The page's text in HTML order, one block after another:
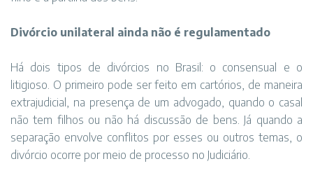
Divórcio unilateral ainda não é regulamentado
Há dois tipos de divórcios no Brasil: o consensual e o
litigioso. O primeiro pode ser feito em cartórios, de maneira
extrajudicial, na presença de um advogado, quando o casal
não tem filhos ou não há discussão de bens. Já quando a
separação envolve conflitos por esses ou outros temas, o
divórcio ocorre por meio de processo no Judiciário.